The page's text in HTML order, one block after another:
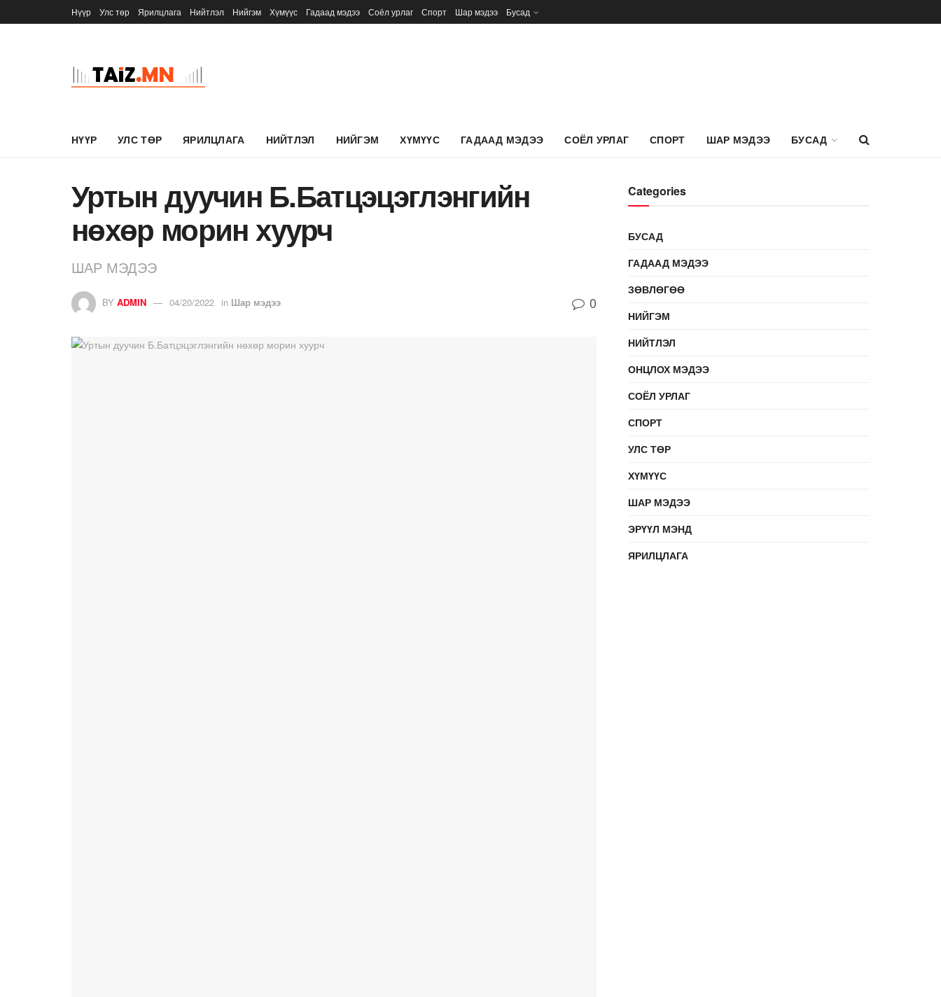
Нүүр Улс төр Ярилцлага Нийтлэл Нийгэм Хүмүүс Гадаад мэдээ Соёл урлаг Спорт Шар мэдээ Бусад
НҮҮР УЛС ТӨР ЯРИЛЦЛАГА НИЙТЛЭЛ НИЙГЭМ ХҮМҮҮС ГАДААД МЭДЭЭ СОЁЛ УРЛАГ СПОРТ ШАР МЭДЭЭ БУСАД
Уртын дуучин Б.Батцэцэглэнгийн
нөхөр морин хуурч
ШАР МЭДЭЭ
BY ADMIN 04/20/2022 in Шар мэдээ 0
Categories
БУСАД
ГАДААД МЭДЭЭ
ЗӨВЛӨГӨӨ
НИЙГЭМ
НИЙТЛЭЛ
ОНЦЛОХ МЭДЭЭ
СОЁЛ УРЛАГ
СПОРТ
УЛС ТӨР
ХҮМҮҮС
ШАР МЭДЭЭ
ЭРҮҮЛ МЭНД
ЯРИЛЦЛАГА